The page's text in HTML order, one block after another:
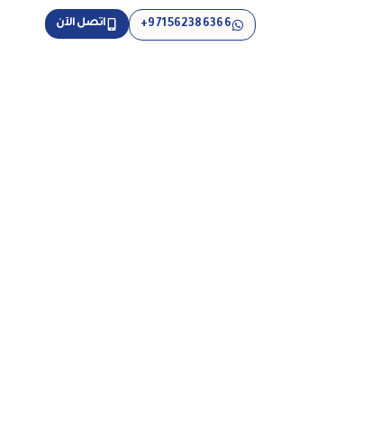
اتصل الآن 971562386366+